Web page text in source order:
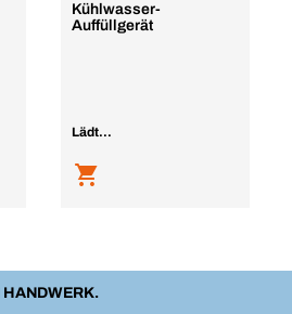
Kühlwasser-
Auffüllgerät
Lädt...
HANDWERK.